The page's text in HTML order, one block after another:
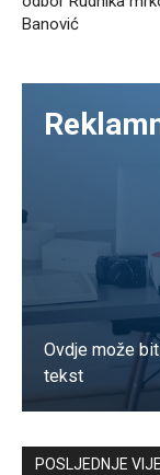
Banović
Ovdje može
tekst
Kontaktirajte
POSLJEDNJE